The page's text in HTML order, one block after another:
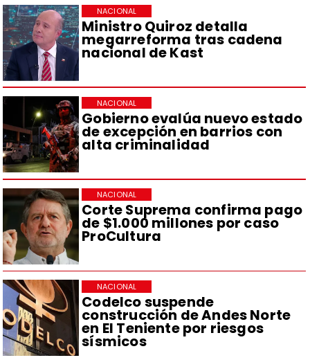
Ministro Quiroz detalla
megarreforma tras cadena
nacional de Kast
NACIONAL
Gobierno evalúa nuevo estado
de excepción en barrios con
alta criminalidad
NACIONAL
Corte Suprema confirma pago
de $1.000 millones por caso
ProCultura
NACIONAL
Codelco suspende
construcción de Andes Norte
en El Teniente por riesgos
sísmicos
NACIONAL